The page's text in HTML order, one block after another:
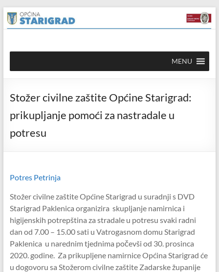
content
Skip
to
content
Općina
Starigrad
mrežna
stranica
MENU
Stožer civilne zaštite Općine Starigrad:
prikupljanje pomoći za nastradale u
potresu
Potres Petrinja
Stožer civilne zaštite Općine Starigrad u suradnji s DVD
Starigrad Paklenica organizira skupljanje namirnica i
higijenskih potrepština za stradale u potresu svaki radni
dan od 7.00 – 15.00 sati u Vatrogasnom domu Starigrad
Paklenica u narednim tjednima počevši od 30. prosinca
2020. godine. Za prikupljene namirnice Općina Starigrad će
u dogovoru sa Stožerom civilne zaštite Zadarske županije